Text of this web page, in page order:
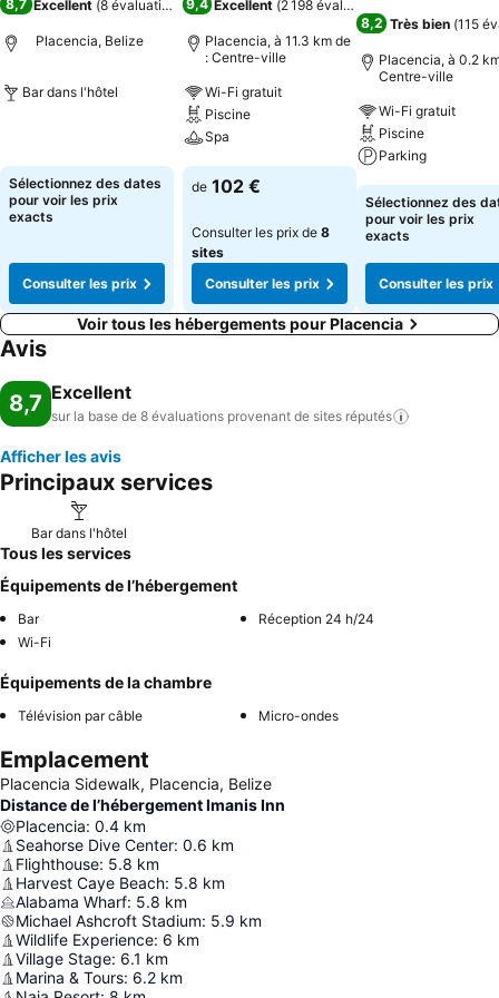
8,7 Excellent (8 évaluations)
Placencia, Belize
Bar dans l'hôtel
Sélectionnez des dates
pour voir les prix
exacts
Consulter les prix
9,4 Excellent (2 198 évaluations
Placencia, à 11.3 km de
: Centre-ville
Wi-Fi gratuit
Piscine
Spa
Consulter les prix
de 102 €
Consulter les prix de 8
sites
Consulter les prix
8,2 Très bien (115
Placencia, à 0.2
Centre-ville
Wi-Fi gratuit
Piscine
Parking
Consulter les
Sélectionnez des
pour voir les prix
exacts
Consulter les prix
Voir tous les hébergements pour Placencia
Avis
8,7 Excellent
sur la base de 8 évaluations provenant de sites réputés
Afficher les avis
Principaux services
Bar dans l'hôtel
Tous les services
Équipements de l’hébergement
Bar
Réception 24 h/24
Wi-Fi
Équipements de la chambre
Télévision par câble Micro-ondes
Emplacement
Placencia Sidewalk, Placencia, Belize
Distance de l’hébergement Imanis Inn
Placencia: 0.4 km
Seahorse Dive Center: 0.6 km
Flighthouse: 5.8 km
Harvest Caye Beach: 5.8 km
Alabama Wharf: 5.8 km
Michael Ashcroft Stadium: 5.9 km
Wildlife Experience: 6 km
Village Stage: 6.1 km
Marina & Tours: 6.2 km